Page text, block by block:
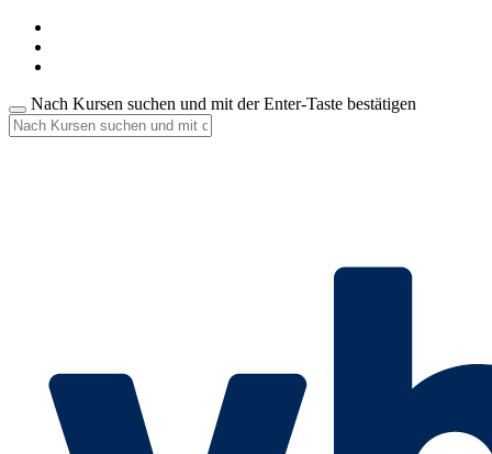
Nach Kursen suchen und mit der Enter-Taste bestätigen